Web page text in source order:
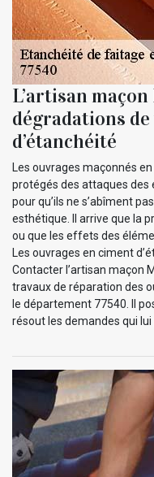
L’artisan
dégradations
d’étanchéité
Les ouvrages maçonnés
protégés des attaques
pour qu’ils ne s’abîment
esthétique. Il arrive que la
ou que les effets des
Les ouvrages en ciment
Contacter l’artisan maçon
travaux de réparation des
le département 77540. Il
résout les demandes qui